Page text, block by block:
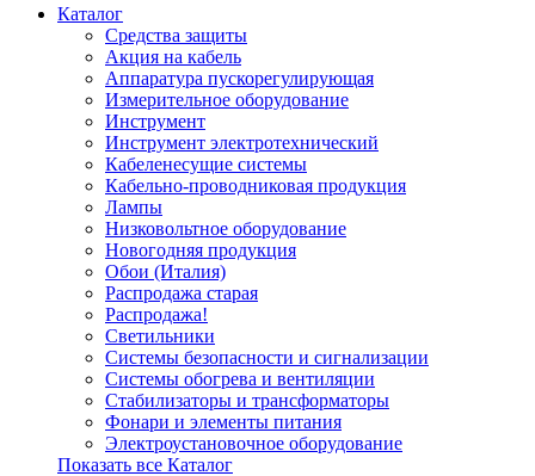
Каталог
Cредства защиты
Акция на кабель
Аппаратура пускорегулирующая
Измерительное оборудование
Инструмент
Инструмент электротехнический
Кабеленесущие системы
Кабельно-проводниковая продукция
Лампы
Низковольтное оборудование
Новогодняя продукция
Обои (Италия)
Распродажа старая
Распродажа!
Светильники
Системы безопасности и сигнализации
Системы обогрева и вентиляции
Стабилизаторы и трансформаторы
Фонари и элементы питания
Электроустановочное оборудование
Показать все Каталог